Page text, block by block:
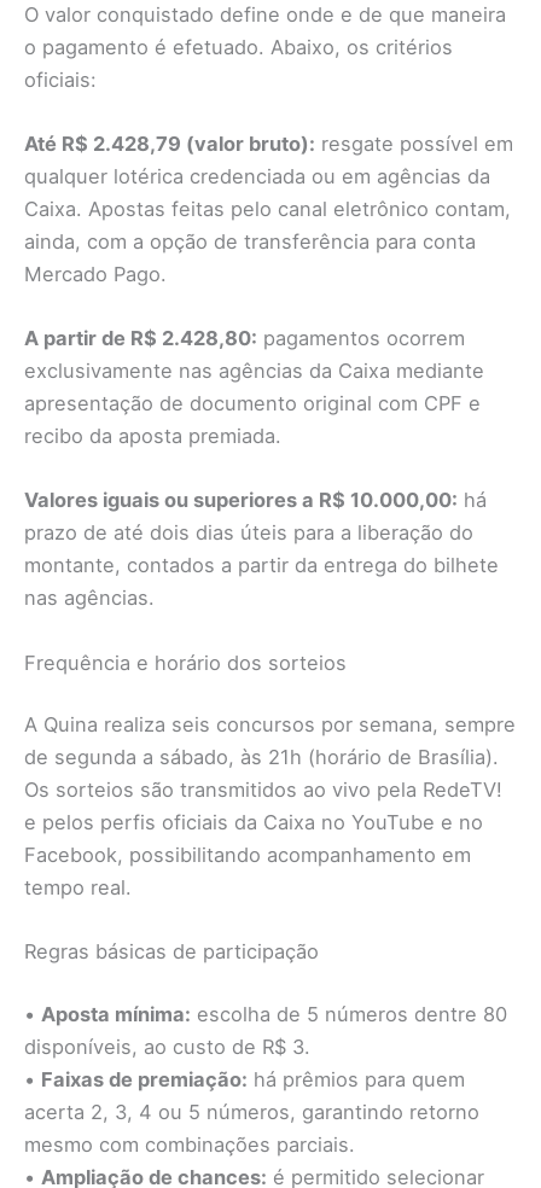
O valor conquistado define onde e de que maneira
o pagamento é efetuado. Abaixo, os critérios
oficiais:
Até R$ 2.428,79 (valor bruto): resgate possível em
qualquer lotérica credenciada ou em agências da
Caixa. Apostas feitas pelo canal eletrônico contam,
ainda, com a opção de transferência para conta
Mercado Pago.
A partir de R$ 2.428,80: pagamentos ocorrem
exclusivamente nas agências da Caixa mediante
apresentação de documento original com CPF e
recibo da aposta premiada.
Valores iguais ou superiores a R$ 10.000,00: há
prazo de até dois dias úteis para a liberação do
montante, contados a partir da entrega do bilhete
nas agências.
Frequência e horário dos sorteios
A Quina realiza seis concursos por semana, sempre
de segunda a sábado, às 21h (horário de Brasília).
Os sorteios são transmitidos ao vivo pela RedeTV!
e pelos perfis oficiais da Caixa no YouTube e no
Facebook, possibilitando acompanhamento em
tempo real.
Regras básicas de participação
• Aposta mínima: escolha de 5 números dentre 80
disponíveis, ao custo de R$ 3.
• Faixas de premiação: há prêmios para quem
acerta 2, 3, 4 ou 5 números, garantindo retorno
mesmo com combinações parciais.
• Ampliação de chances: é permitido selecionar